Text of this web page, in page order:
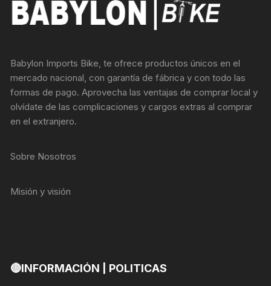
Babylon Imports Bike, te ofrece productos únicos en el
mercado nacional, con garantía de fábrica y con todo las
formas de pago. Aprovecha las ventajas de comprar local y
olvídate de las complicaciones y cargos extras al comprar
en el extranjero.
Sobre Nosotros
Misión y visión
🔴INFORMACIÓN | POLITICAS